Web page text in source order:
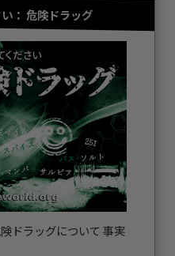
： 危険ドラッグ
ドラッグについて 事実